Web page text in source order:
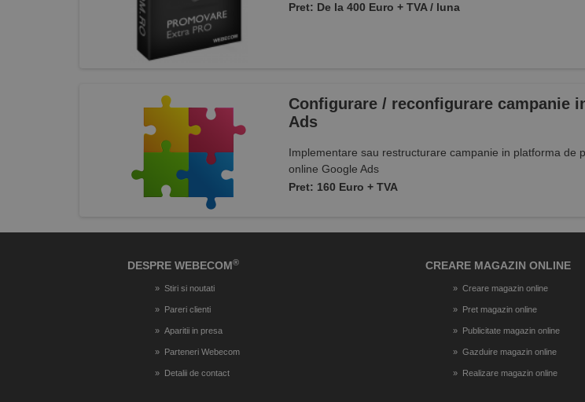
Pret: De la 400 Euro + TVA / luna
Configurare / reconfigurare campanie
Ads
Implementare sau restructurare campanie in platforma de
online Google Ads
Pret: 160 Euro + TVA
DESPRE WEBECOM®
Stiri si noutati
Pareri clienti
Aparitii in presa
Parteneri Webecom
Detalii de contact
CREARE MAGAZIN ONLINE
Creare magazin online
Pret magazin online
Publicitate magazin online
Gazduire magazin online
Realizare magazin online